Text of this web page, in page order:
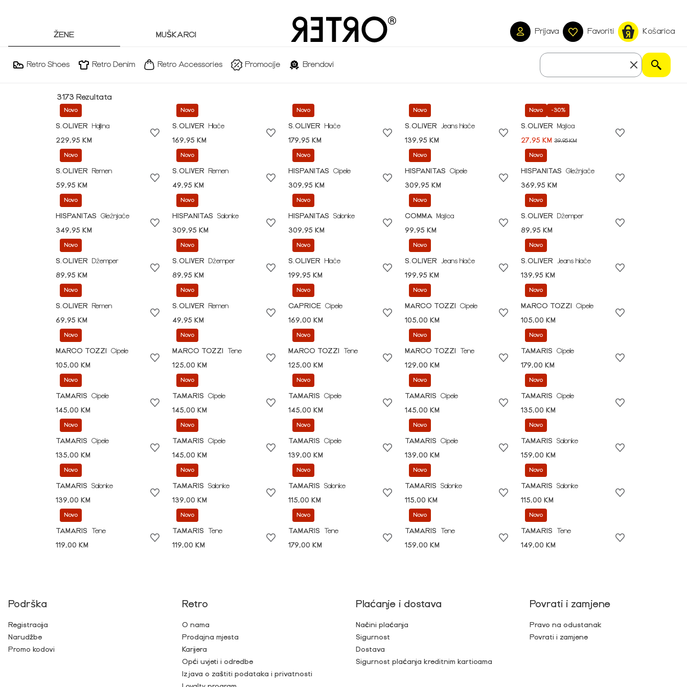
ŽENE MUŠKARCI Prijava Favoriti Košarica
Retro Shoes Retro Denim Retro Accessories Promocije Brendovi
3173 Rezultata
Novo
S.OLIVER
Haljina
229,95 KM
Novo
S.OLIVER
Hlače
169,95 KM
Novo
S.OLIVER
Hlače
179,95 KM
Novo
S.OLIVER
Jeans hlače
139,95 KM
Novo -30%
S.OLIVER
Majica
27,95 KM39,95 KM
Novo
S.OLIVER
Remen
59,95 KM
Novo
S.OLIVER
Remen
49,95 KM
Novo
HISPANITAS
Cipele
309,95 KM
Novo
HISPANITAS
Cipele
309,95 KM
Novo
HISPANITAS
Gležnjače
369,95 KM
Novo
HISPANITAS
Gležnjače
349,95 KM
Novo
HISPANITAS
Salonke
309,95 KM
Novo
HISPANITAS
Salonke
309,95 KM
Novo
COMMA
Majica
99,95 KM
Novo
S.OLIVER
Džemper
89,95 KM
Novo
S.OLIVER
Džemper
89,95 KM
Novo
S.OLIVER
Džemper
89,95 KM
Novo
S.OLIVER
Hlače
199,95 KM
Novo
S.OLIVER
Jeans hlače
199,95 KM
Novo
S.OLIVER
Jeans hlače
139,95 KM
Novo
S.OLIVER
Remen
69,95 KM
Novo
S.OLIVER
Remen
49,95 KM
Novo
CAPRICE Cipele
169,00 KM
Novo
MARCO TOZZI
Cipele
105,00 KM
Novo
MARCO TOZZI
Cipele
105,00 KM
Novo
MARCO TOZZI
Cipele
105,00 KM
Novo
MARCO TOZZI
Tene
125,00 KM
Novo
MARCO TOZZI
Tene
125,00 KM
Novo
MARCO TOZZI
Tene
129,00 KM
Novo
TAMARIS
Cipele
179,00 KM
Novo
TAMARIS
Cipele
145,00 KM
Novo
TAMARIS
Cipele
145,00 KM
Novo
TAMARIS
Cipele
145,00 KM
Novo
TAMARIS
Cipele
145,00 KM
Novo
TAMARIS
Cipele
135,00 KM
Novo
TAMARIS
Cipele
135,00 KM
Novo
TAMARIS
Cipele
145,00 KM
Novo
TAMARIS
Cipele
139,00 KM
Novo
TAMARIS
Cipele
139,00 KM
Novo
TAMARIS
Salonke
159,00 KM
Novo
TAMARIS
Salonke
139,00 KM
Novo
TAMARIS
Salonke
139,00 KM
Novo
TAMARIS
Salonke
115,00 KM
Novo
TAMARIS
Salonke
115,00 KM
Novo
TAMARIS
Salonke
115,00 KM
Novo
TAMARIS
Tene
119,00 KM
Novo
TAMARIS
Tene
119,00 KM
Novo
TAMARIS
Tene
179,00 KM
Novo
TAMARIS
Tene
159,00 KM
Novo
TAMARIS
Tene
149,00 KM
Podrška
Registracija
Narudžbe
Promo kodovi
Retro
O nama
Prodajna mjesta
Karijera
Opći uvjeti i odredbe
Izjava o zaštiti podataka i privatnosti
Plaćanje i dostava
Načini plaćanja
Sigurnost
Dostava
Sigurnost plaćanja kreditnim karticama
Povrati i zamjene
Pravo na odustanak
Povrati i zamjene